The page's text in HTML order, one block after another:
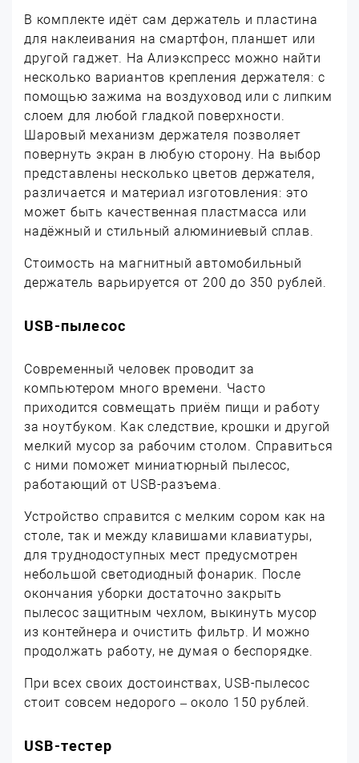
В комплекте идёт сам держатель и пластина
для наклеивания на смартфон, планшет или
другой гаджет. На Алиэкспресс можно найти
несколько вариантов крепления держателя: с
помощью зажима на воздуховод или с липким
слоем для любой гладкой поверхности.
Шаровый механизм держателя позволяет
повернуть экран в любую сторону. На выбор
представлены несколько цветов держателя,
различается и материал изготовления: это
может быть качественная пластмасса или
надёжный и стильный алюминиевый сплав.
Стоимость на магнитный автомобильный
держатель варьируется от 200 до 350 рублей.
USB-пылесос
Современный человек проводит за
компьютером много времени. Часто
приходится совмещать приём пищи и работу
за ноутбуком. Как следствие, крошки и другой
мелкий мусор за рабочим столом. Справиться
с ними поможет миниатюрный пылесос,
работающий от USB-разъема.
Устройство справится с мелким сором как на
столе, так и между клавишами клавиатуры,
для труднодоступных мест предусмотрен
небольшой светодиодный фонарик. После
окончания уборки достаточно закрыть
пылесос защитным чехлом, выкинуть мусор
из контейнера и очистить фильтр. И можно
продолжать работу, не думая о беспорядке.
При всех своих достоинствах, USB-пылесос
стоит совсем недорого – около 150 рублей.
USB-тестер